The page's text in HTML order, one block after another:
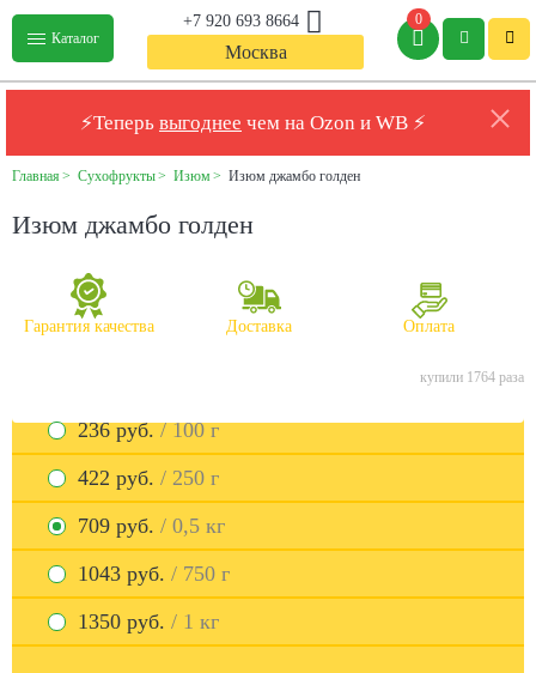
Каталог
Москва
+7 920 693 8664 0
⚡Теперь выгоднее чем на Ozon и WB ⚡
Главная Сухофрукты Изюм Изюм джамбо голден
Изюм джамбо голден
Гарантия качества Доставка Оплата
купили 1764 раза
236 руб./ 100 г
422 руб. / 250 г
709 руб. / 0,5 кг
1043 руб. / 750 г
1350 руб. / 1 кг